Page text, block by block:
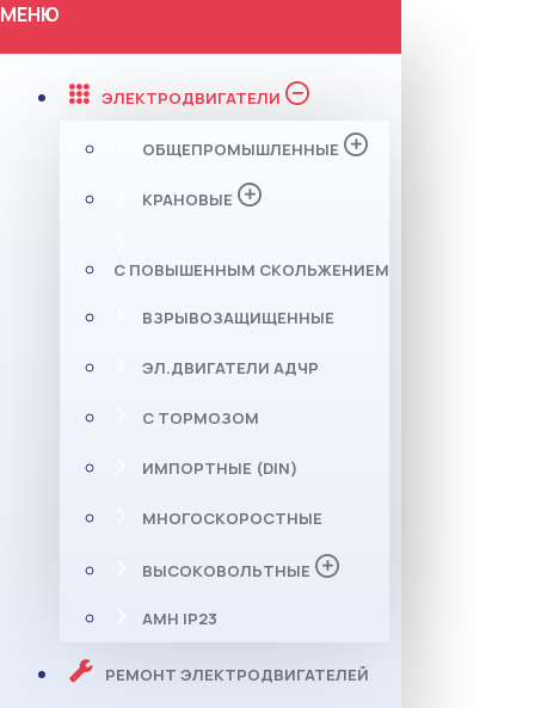
МЕНЮ
ЭЛЕКТРОДВИГАТЕЛИ
ОБЩЕПРОМЫШЛЕННЫЕ
КРАНОВЫЕ
С ПОВЫШЕННЫМ СКОЛЬЖЕНИЕМ
ВЗРЫВОЗАЩИЩЕННЫЕ
ЭЛ.ДВИГАТЕЛИ АДЧР
С ТОРМОЗОМ
ИМПОРТНЫЕ (DIN)
МНОГОСКОРОСТНЫЕ
ВЫСОКОВОЛЬТНЫЕ
АМН IP23
РЕМОНТ ЭЛЕКТРОДВИГАТЕЛЕЙ